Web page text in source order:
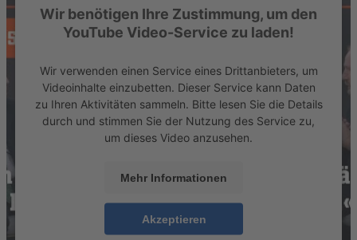
Wir benötigen Ihre Zustimmung, um den
YouTube Video-Service zu laden!
Wir verwenden einen Service eines Drittanbieters, um
Videoinhalte einzubetten. Dieser Service kann Daten
zu Ihren Aktivitäten sammeln. Bitte lesen Sie die Details
durch und stimmen Sie der Nutzung des Service zu,
um dieses Video anzusehen.
Mehr Informationen
Akzeptieren